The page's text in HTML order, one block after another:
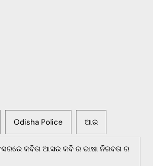
Odisha Police ଆର
କବିତା ଆସର କବି ର ଭାଷା ନିରବତା ର